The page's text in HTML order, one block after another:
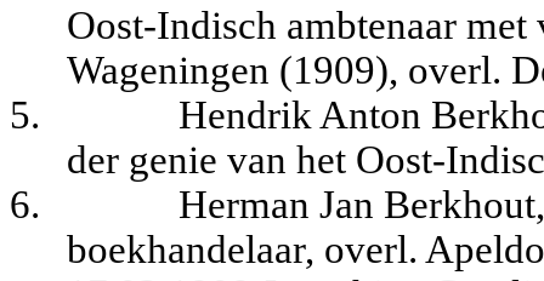
Oost-Indisch ambtenaar
Wageningen (1909), overl.
5.
Hendrik Anton
der genie van het Oost-
6.
Herman Jan
boekhandelaar, overl.